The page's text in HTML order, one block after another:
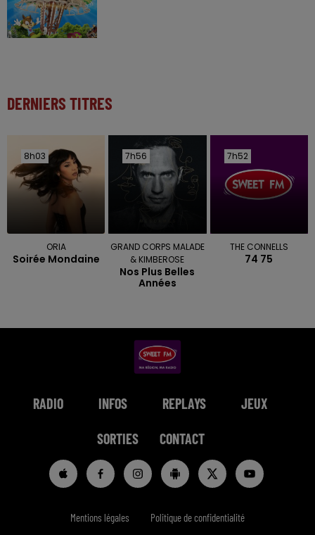
DERNIERS TITRES
8h03
8h03
ORIA
Soirée Mondaine
7h56
7h56
GRAND CORPS MALADE
& KIMBEROSE
Nos Plus Belles
Années
7h52
7h52
THE CONNELLS
74 75
RADIO INFOS REPLAYS JEUX
SORTIES CONTACT
Mentions légales Politique de confidentialité